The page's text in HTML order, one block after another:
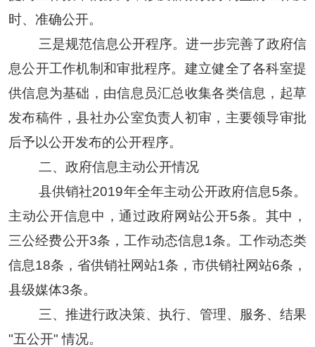
时、准确公开。
三是规范信息公开程序。进一步完善了政府信
息公开工作机制和审批程序。建立健全了各科室提
供信息为基础，由信息员汇总收集各类信息，起草
发布稿件，县社办公室负责人初审，主要领导审批
后予以公开发布的公开程序。
二、政府信息主动公开情况
县供销社2019年全年主动公开政府信息5条。
主动公开信息中，通过政府网站公开5条。其中，
三公经费公开3条，工作动态信息1条。工作动态类
信息18条，省供销社网站1条，市供销社网站6条，
县级媒体3条。
三、推进行政决策、执行、管理、服务、结果
"五公开" 情况。